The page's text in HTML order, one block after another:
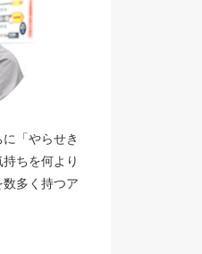
「やらせき
ちを何より
多く持つア